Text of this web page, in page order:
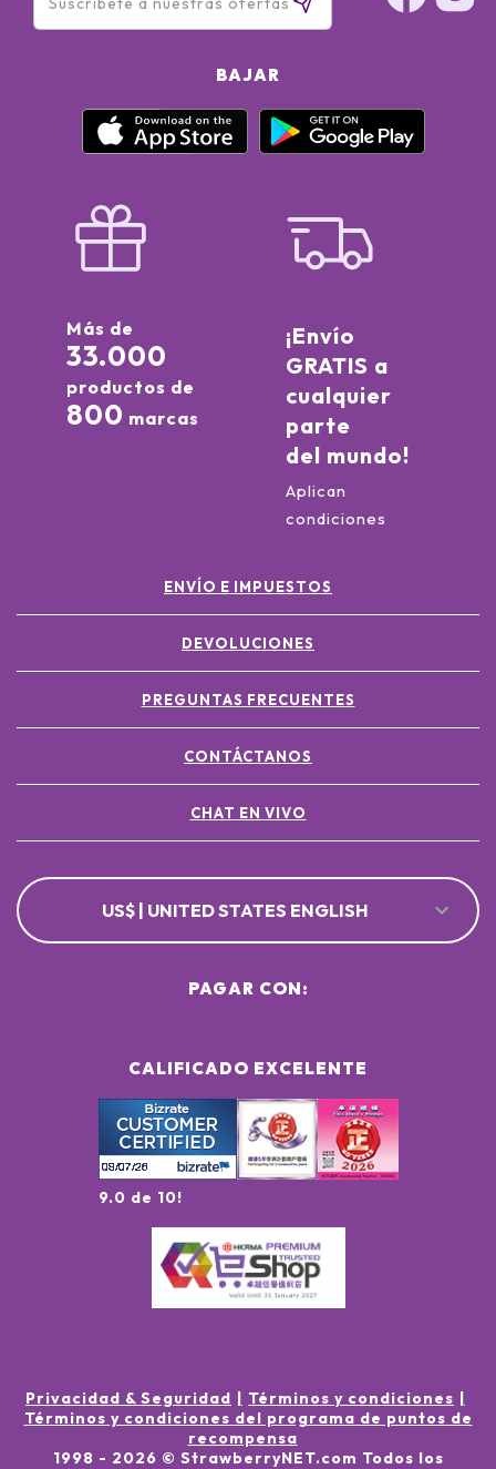
BAJAR
Más de
33.000
productos de
800 marcas
¡Envío
GRATIS a
cualquier
parte
del mundo!
Aplican
condiciones
ENVÍO E IMPUESTOS
DEVOLUCIONES
PREGUNTAS FRECUENTES
CONTÁCTANOS
CHAT EN VIVO
US$ | UNITED STATES ENGLISH
CALIFICADO EXCELENTE
9.0 de 10!
PAGAR CON:
Privacidad & Seguridad
Términos y condiciones
Términos y condiciones del programa de puntos de
recompensa
1998 - 2026 © StrawberryNET.com Todos los